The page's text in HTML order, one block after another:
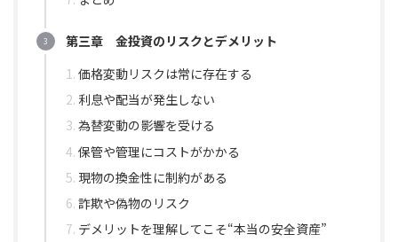
第三章 金投資のリスクとデメリット
価格変動リスクは常に存在する
利息や配当が発生しない
為替変動の影響を受ける
保管や管理にコストがかかる
現物の換金性に制約がある
詐欺や偽物のリスク
デメリットを理解してこそ“本当の安全資産”